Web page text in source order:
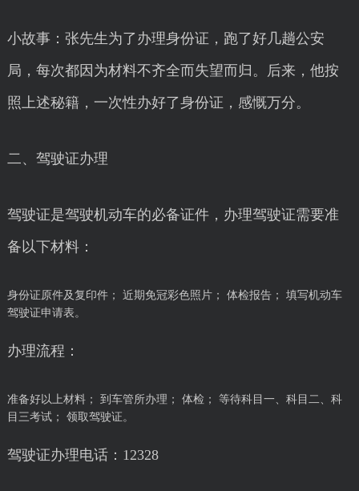
小故事：张先生为了办理身份证，跑了好几趟公安
局，每次都因为材料不齐全而失望而归。后来，他按
照上述秘籍，一次性办好了身份证，感慨万分。
二、驾驶证办理
驾驶证是驾驶机动车的必备证件，办理驾驶证需要准
备以下材料：
身份证原件及复印件； 近期免冠彩色照片； 体检报告； 填写机动车
驾驶证申请表。
办理流程：
准备好以上材料； 到车管所办理； 体检； 等待科目一、科目二、科
目三考试； 领取驾驶证。
驾驶证办理电话：12328